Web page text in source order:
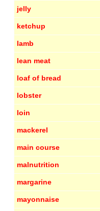
jelly
ketchup
lamb
lean meat
loaf of bread
lobster
loin
mackerel
main course
malnutrition
margarine
mayonnaise